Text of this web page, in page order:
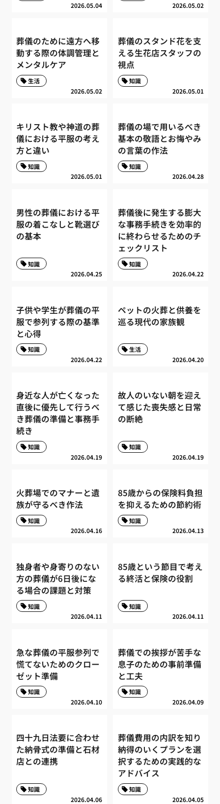
2026.05.04 2026.05.02
葬儀のために遠方へ移
動する際の体調管理と
メンタルケア
2026.05.02
生活
葬儀のスタンド花を支
える生花店スタッフの
視点
2026.05.01
知識
キリスト教や神道の葬
儀における平服の考え
方と違い
2026.05.01
知識
葬儀の場で用いるべき
基本の敬語とお悔やみ
の言葉の作法
2026.04.28
知識
男性の葬儀における平
服の着こなしと靴選び
の基本
2026.04.25
知識
葬儀後に発生する膨大
な事務手続きを効率的
に終わらせるためのチ
ェックリスト
2026.04.22
知識
子供や学生が葬儀の平
服で参列する際の基準
と心得
2026.04.22
知識
ペットの火葬と供養を
巡る現代の家族観
2026.04.20
生活
身近な人が亡くなった
直後に優先して行うべ
き葬儀の準備と事務手
続き
2026.04.19
知識
故人のいない朝を迎え
て感じた喪失感と日常
の断絶
2026.04.19
知識
火葬場でのマナーと遺
族が守るべき作法
2026.04.16
知識
85歳からの保険料負担
を抑えるための節約術
2026.04.13
知識
独身者や身寄りのない
方の葬儀が6日後にな
る場合の課題と対策
2026.04.11
知識
85歳という節目で考え
る終活と保険の役割
2026.04.11
知識
急な葬儀の平服参列で
慌てないためのクロー
ゼット準備
2026.04.10
知識
葬儀での挨拶が苦手な
息子のための事前準備
と工夫
2026.04.09
知識
四十九日法要に合わせ
た納骨式の準備と石材
店との連携
2026.04.06
知識
葬儀費用の内訳を知り
納得のいくプランを選
択するための実践的な
アドバイス
2026.04.05
知識